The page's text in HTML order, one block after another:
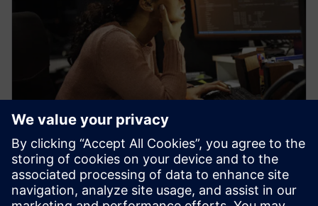
白皮書
Veloce proFPGA 能提高設計效率
並加速 SoC 上市時間